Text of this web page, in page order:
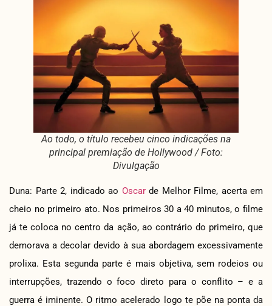
Ao todo, o título recebeu cinco indicações na
principal premiação de Hollywood / Foto:
Divulgação
Duna: Parte 2, indicado ao Oscar de Melhor Filme, acerta em
cheio no primeiro ato. Nos primeiros 30 a 40 minutos, o filme
já te coloca no centro da ação, ao contrário do primeiro, que
demorava a decolar devido à sua abordagem excessivamente
prolixa. Esta segunda parte é mais objetiva, sem rodeios ou
interrupções, trazendo o foco direto para o conflito – e a
guerra é iminente. O ritmo acelerado logo te põe na ponta da